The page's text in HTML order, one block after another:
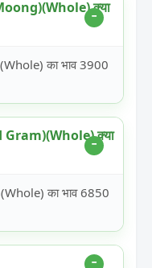
क्या
का भाव 3900
क्या
का भाव 6850